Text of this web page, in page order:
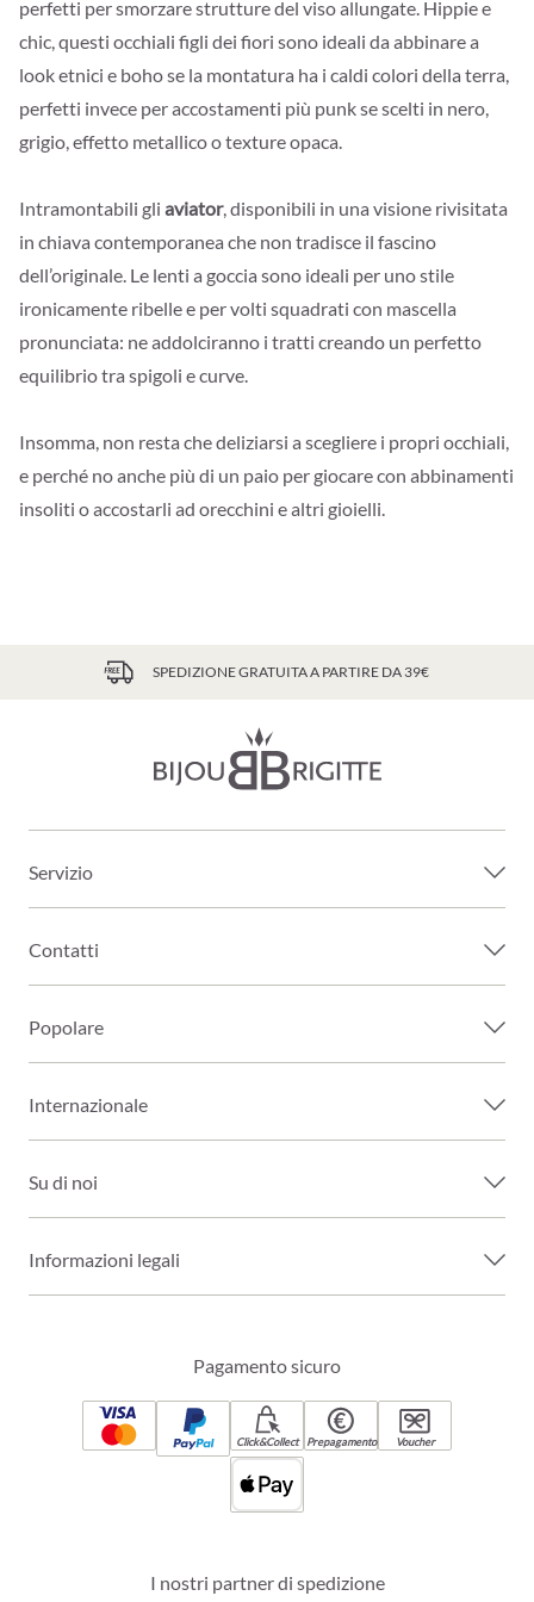
perfetti per smorzare strutture del viso allungate. Hippie e
chic, questi occhiali figli dei fiori sono ideali da abbinare a
look etnici e boho se la montatura ha i caldi colori della terra,
perfetti invece per accostamenti più punk se scelti in nero,
grigio, effetto metallico o texture opaca.
Intramontabili gli aviator, disponibili in una visione rivisitata
in chiava contemporanea che non tradisce il fascino
dell’originale. Le lenti a goccia sono ideali per uno stile
ironicamente ribelle e per volti squadrati con mascella
pronunciata: ne addolciranno i tratti creando un perfetto
equilibrio tra spigoli e curve.
Insomma, non resta che deliziarsi a scegliere i propri occhiali,
e perché no anche più di un paio per giocare con abbinamenti
insoliti o accostarli ad orecchini e altri gioielli.
SPEDIZIONE GRATUITA A PARTIRE DA 39€
Servizio
Contatti
Popolare
Internazionale
Su di noi
Informazioni legali
Pagamento sicuro
Click&Collect Prepagamento Voucher
I nostri partner di spedizione